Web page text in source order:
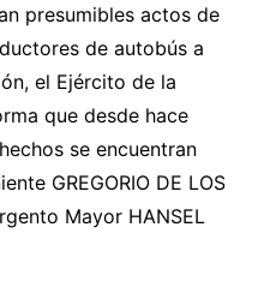
presumibles actos de
de autobús a
el Ejército de la
que desde hace
se encuentran
GREGORIO DE LOS
Mayor HANSEL